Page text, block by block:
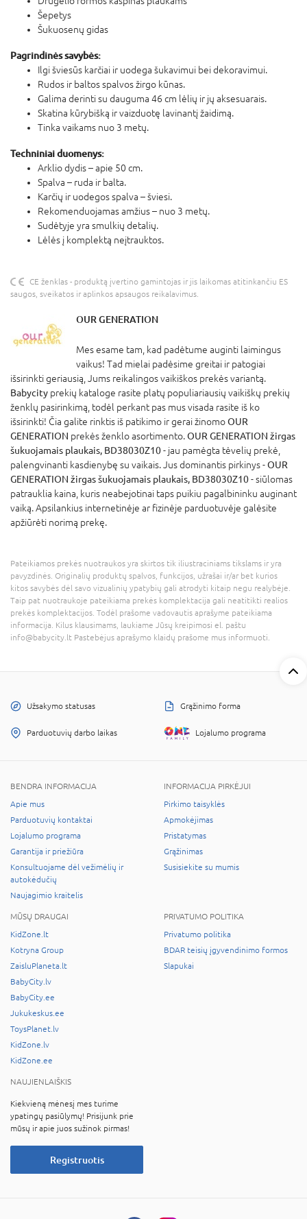
Šepetys
Šukuosenų gidas
Pagrindinės savybės:
Ilgi šviesūs karčiai ir uodega šukavimui bei dekoravimui.
Rudos ir baltos spalvos žirgo kūnas.
Galima derinti su dauguma 46 cm lėlių ir jų aksesuarais.
Skatina kūrybišką ir vaizduotę lavinantį žaidimą.
Tinka vaikams nuo 3 metų.
Techniniai duomenys:
Arklio dydis – apie 50 cm.
Spalva – ruda ir balta.
Karčių ir uodegos spalva – šviesi.
Rekomenduojamas amžius – nuo 3 metų.
Sudėtyje yra smulkių detalių.
Lėlės į komplektą neįtrauktos.
CE ženklas - produktą įvertino gamintojas ir jis laikomas atitinkančiu ES
saugos, sveikatos ir aplinkos apsaugos reikalavimus.
OUR GENERATION
Mes esame tam, kad padėtume auginti laimingus
vaikus! Tad mielai padėsime greitai ir patogiai
išsirinkti geriausią, Jums reikalingos vaikiškos prekės variantą.
Babycity prekių kataloge rasite platų populiariausių vaikiškų prekių
ženklų pasirinkimą, todėl perkant pas mus visada rasite iš ko
išsirinkti! Čia galite rinktis iš patikimo ir gerai žinomoOUR
GENERATION prekės ženklo asortimento.OUR GENERATION žirgas
šukuojamais plaukais, BD38030Z10- jau pamėgta tėvelių prekė,
palengvinanti kasdienybę su vaikais. Jus dominantis pirkinys -OUR
GENERATION žirgas šukuojamais plaukais, BD38030Z10- siūlomas
patrauklia kaina, kuris neabejotinai taps puikiu pagalbininku auginant
vaiką. Apsilankius internetinėje ar fizinėje parduotuvėje galėsite
apžiūrėti norimą prekę.
Pateikiamos prekės nuotraukos yra skirtos tik iliustraciniams tikslams ir yra
pavyzdinės. Originalių produktų spalvos, funkcijos, užrašai ir/ar bet kurios
kitos savybės dėl savo vizualinių ypatybių gali atrodyti kitaip negu realybėje.
Taip pat nuotraukoje pateikiama prekės komplektacija gali neatitikti realios
prekės komplektacijos. Todėl prašome vadovautis aprašyme pateikiama
informacija. Kilus klausimams, laukiame Jūsų kreipimosi el. paštu
info@babycity.lt Pastebėjus aprašymo klaidų prašome mus informuoti.
Užsakymo statusas Grąžinimo forma
Parduotuvių darbo laikas Lojalumo programa
BENDRA INFORMACIJA
Apie mus
Parduotuvių kontaktai
Lojalumo programa
Garantija ir priežiūra
Konsultuojame dėl vežimėlių ir
autokėdučių
Naujagimio kraitelis
INFORMACIJA PIRKĖJUI
Pirkimo taisyklės
Apmokėjimas
Pristatymas
Grąžinimas
Susisiekite su mumis
MŪSŲ DRAUGAI
KidZone.lt
Kotryna Group
ZaisluPlaneta.lt
BabyCity.lv
BabyCity.ee
Jukukeskus.ee
ToysPlanet.lv
KidZone.lv
KidZone.ee
PRIVATUMO POLITIKA
Privatumo politika
BDAR teisių įgyvendinimo formos
Slapukai
NAUJIENLAIŠKIS
Kiekvieną mėnesį mes turime
ypatingų pasiūlymų! Prisijunk prie
mūsų ir apie juos sužinok pirmas!
Registruotis